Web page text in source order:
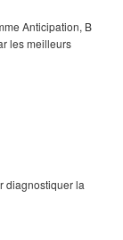
Anticipation, B
les meilleurs
diagnostiquer la